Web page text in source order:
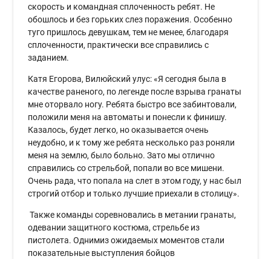
скорость и командная сплоченность ребят. Не
обошлось и без горьких слез поражения. Особенно
туго пришлось девушкам, тем не менее, благодаря
сплоченности, практически все справились с
заданием.
Катя Егорова, Вилюйский улус: «Я сегодня была в
качестве раненого, по легенде после взрыва гранаты
мне оторвало ногу. Ребята быстро все забинтовали,
положили меня на автоматы и понесли к финишу.
Казалось, будет легко, но оказывается очень
неудобно, и к тому же ребята несколько раз роняли
меня на землю, было больно. Зато мы отлично
справились со стрельбой, попали во все мишени.
Очень рада, что попала на слет в этом году, у нас был
строгий отбор и только лучшие приехали в столицу».
Также команды соревновались в метании гранаты,
одевании защитного костюма, стрельбе из
пистолета. Однимиз ожидаемых моментов стали
показательные выступления бойцов